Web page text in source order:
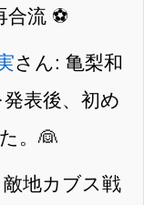
流 ⚽️
さん: 亀梨和
表後、初め
。👰
地カブス戦